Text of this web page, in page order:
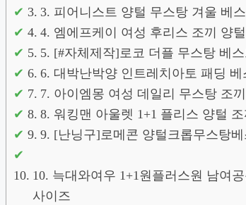
3. 피어니스트 양털 무스탕 겨울 베스
4. 엠에프케이 여성 후리스 조끼 양
5. [#자체제작]로코 더플 무스탕 베
6. 대박난박양 인트레치아토 패딩 베
7. 아이엠몽 여성 데일리 무스탕 조끼
8. 워킹맨 아울렛 1+1 플리스 양털
9. [난닝구]로메콘 양털크롭무스탕베
10. 늑대와여우 1+1원플러스원 남여
사이즈